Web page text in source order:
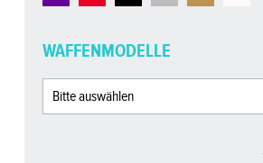
WAFFENMODELLE